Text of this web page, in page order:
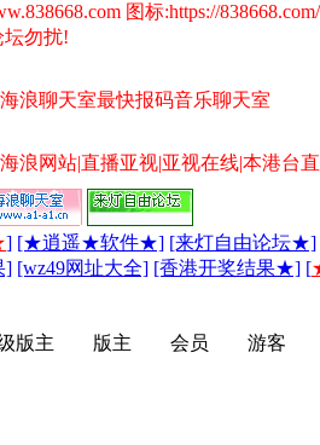
图标:https://
坛勿扰!
浪聊天室最快报码音乐聊天室
浪网站|直播亚视|亚视在线|本港台
] [★逍遥★软件★] [来灯自由论坛★]
] [wz49网址大全] [香港开奖结果★] [
版主 版主 会员 游客